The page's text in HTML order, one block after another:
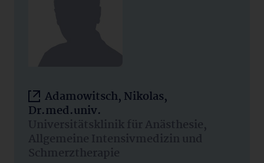
Adamowitsch, Nikolas,
Dr.med.univ.
Universitätsklinik für Anästhesie,
Allgemeine Intensivmedizin und
Schmerztherapie